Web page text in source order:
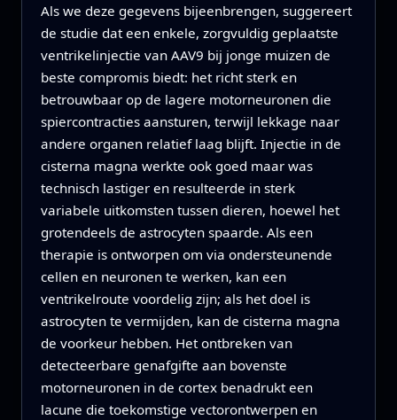
Als we deze gegevens bijeenbrengen, suggereert
de studie dat een enkele, zorgvuldig geplaatste
ventrikelinjectie van AAV9 bij jonge muizen de
beste compromis biedt: het richt sterk en
betrouwbaar op de lagere motorneuronen die
spiercontracties aansturen, terwijl lekkage naar
andere organen relatief laag blijft. Injectie in de
cisterna magna werkte ook goed maar was
technisch lastiger en resulteerde in sterk
variabele uitkomsten tussen dieren, hoewel het
grotendeels de astrocyten spaarde. Als een
therapie is ontworpen om via ondersteunende
cellen en neuronen te werken, kan een
ventrikelroute voordelig zijn; als het doel is
astrocyten te vermijden, kan de cisterna magna
de voorkeur hebben. Het ontbreken van
detecteerbare genafgifte aan bovenste
motorneuronen in de cortex benadrukt een
lacune die toekomstige vectorontwerpen en